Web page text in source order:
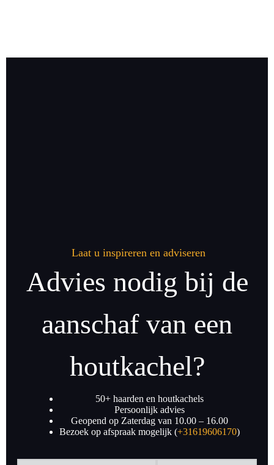
Laat u inspireren en adviseren
Advies nodig bij de
aanschaf van een
houtkachel?
50+ haarden en houtkachels
Persoonlijk advies
Geopend op Zaterdag van 10.00 – 16.00
Bezoek op afspraak mogelijk (+31619606170)